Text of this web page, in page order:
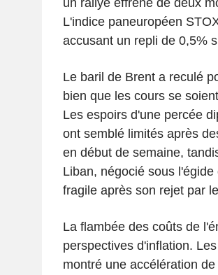
L'indice paneuropéen
accusant un repli de 0,5%
Le baril de Brent a reculé
bien que les cours se
Les espoirs d'une percée
ont semblé limités après
en début de semaine,
Liban, négocié sous
fragile après son rejet par
La flambée des coûts de
perspectives d'inflation.
montré une accélération